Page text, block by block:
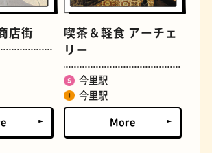
店街
喫茶＆軽食 アーチェ
リー
今里駅
今里駅